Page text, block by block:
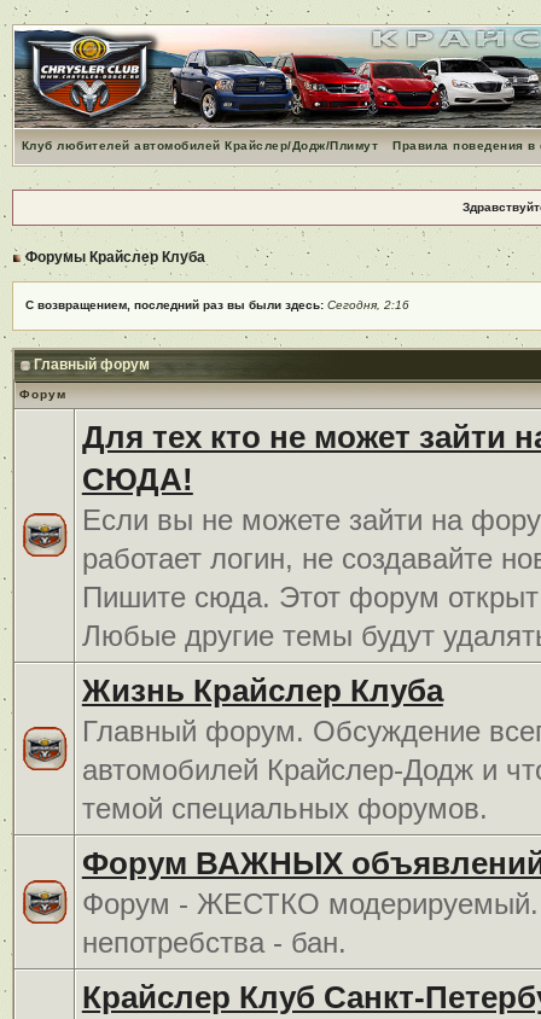
Клуб любителей автомобилей Крайслер/Додж/Плимут Правила поведения
Форумы Крайслер Клуба
С возвращением, последний раз вы были здесь: Сегодня, 2:16
Главный форум
Форум
Для тех кто не может зайти
СЮДА!
Если вы не можете зайти на
работает логин, не создавайте
Пишите сюда. Этот форум открыт
Любые другие темы будут
Жизнь Крайслер Клуба
Главный форум. Обсуждение
автомобилей Крайслер-Додж и
темой специальных форумов.
Форум ВАЖНЫХ
Форум - ЖЕСТКО
непотребства - бан.
Крайслер Клуб Санкт-